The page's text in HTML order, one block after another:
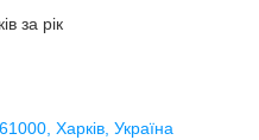
за рік
Харків, Україна